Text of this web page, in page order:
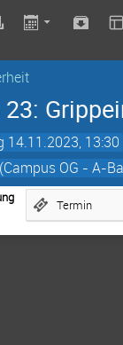
14.11.2023, 13:30
OG - A-
Termin